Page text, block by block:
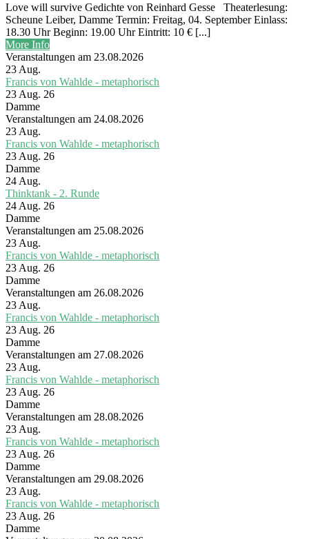
Love will survive Gedichte von Reinhard Gesse Theaterlesung:
Scheune Leiber, Damme Termin: Freitag, 04. September Einlass:
18.30 Uhr Beginn: 19.00 Uhr Eintritt: 10 € [...]
More Info
Veranstaltungen am 23.08.2026
23 Aug.
Francis von Wahlde - metaphorisch
23 Aug. 26
Damme
Veranstaltungen am 24.08.2026
23 Aug.
Francis von Wahlde - metaphorisch
23 Aug. 26
Damme
24 Aug.
Thinktank - 2. Runde
24 Aug. 26
Damme
Veranstaltungen am 25.08.2026
23 Aug.
Francis von Wahlde - metaphorisch
23 Aug. 26
Damme
Veranstaltungen am 26.08.2026
23 Aug.
Francis von Wahlde - metaphorisch
23 Aug. 26
Damme
Veranstaltungen am 27.08.2026
23 Aug.
Francis von Wahlde - metaphorisch
23 Aug. 26
Damme
Veranstaltungen am 28.08.2026
23 Aug.
Francis von Wahlde - metaphorisch
23 Aug. 26
Damme
Veranstaltungen am 29.08.2026
23 Aug.
Francis von Wahlde - metaphorisch
23 Aug. 26
Damme